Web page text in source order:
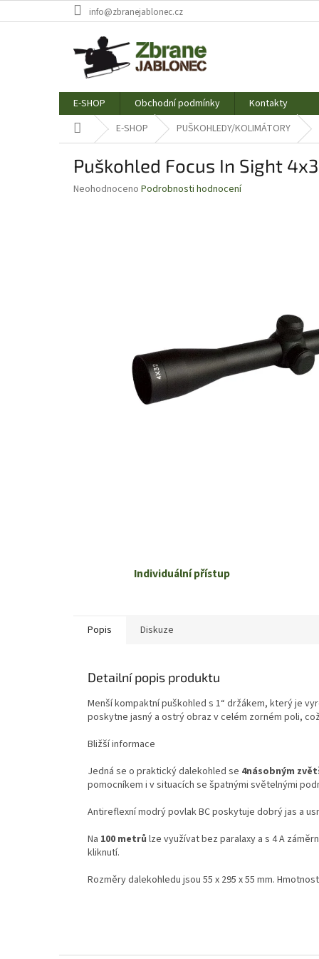
na
info@zbranejablonec.cz
E-SHOP Obchodní podmínky
Kontakty
Domů E-SHOP PUŠKOHLEDY/KOLIMÁTORY
Puškohled Focus In Sight
Průměrné
Neohodnoceno Podrobnosti hodnocení
Individuální přístup
Popis Diskuze
Detailní popis produktu
Menší kompaktní puškohled s 1“ držákem, který je
poskytne jasný a ostrý obraz v celém zorném poli,
Bližší informace
Jedná se o praktický dalekohled se 4násobným
pomocníkem i v situacích se špatnými světelnými
Antireflexní modrý povlak BC poskytuje dobrý jas a
Na 100 metrů lze využívat bez paralaxy a s 4 A
kliknutí.
Rozměry dalekohledu jsou 55 x 295 x 55 mm.